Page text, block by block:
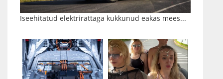
Iseehitatud elektrirattaga kukkunud eakas mees...